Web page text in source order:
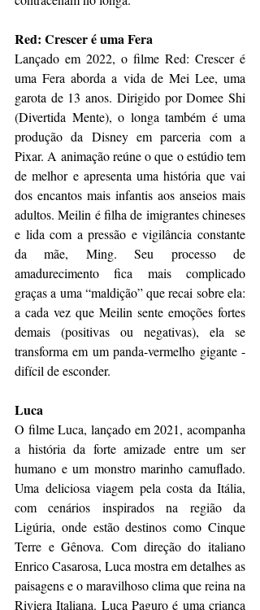
Red: Crescer é uma Fera
Lançado em 2022, o filme Red: Crescer é
uma Fera aborda a vida de Mei Lee, uma
garota de 13 anos. Dirigido por Domee Shi
(Divertida Mente), o longa também é uma
produção da Disney em parceria com a
Pixar. A animação reúne o que o estúdio tem
de melhor e apresenta uma história que vai
dos encantos mais infantis aos anseios mais
adultos. Meilin é filha de imigrantes chineses
e lida com a pressão e vigilância constante
da mãe, Ming. Seu processo de
amadurecimento fica mais complicado
graças a uma “maldição” que recai sobre ela:
a cada vez que Meilin sente emoções fortes
demais (positivas ou negativas), ela se
transforma em um panda-vermelho gigante -
difícil de esconder.
Luca
O filme Luca, lançado em 2021, acompanha
a história da forte amizade entre um ser
humano e um monstro marinho camuflado.
Uma deliciosa viagem pela costa da Itália,
com cenários inspirados na região da
Ligúria, onde estão destinos como Cinque
Terre e Gênova. Com direção do italiano
Enrico Casarosa, Luca mostra em detalhes as
paisagens e o maravilhoso clima que reina na
Riviera Italiana. Luca Paguro é uma criança